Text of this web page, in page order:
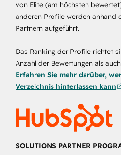
von Elite (am höchsten
anderen Profile werden anhand
Partnern aufgeführt.
Das Ranking der Profile richtet
Anzahl der Bewertungen als
Erfahren Sie mehr darüber,
Verzeichnis hinterlassen kann
SOLUTIONS PARTNER